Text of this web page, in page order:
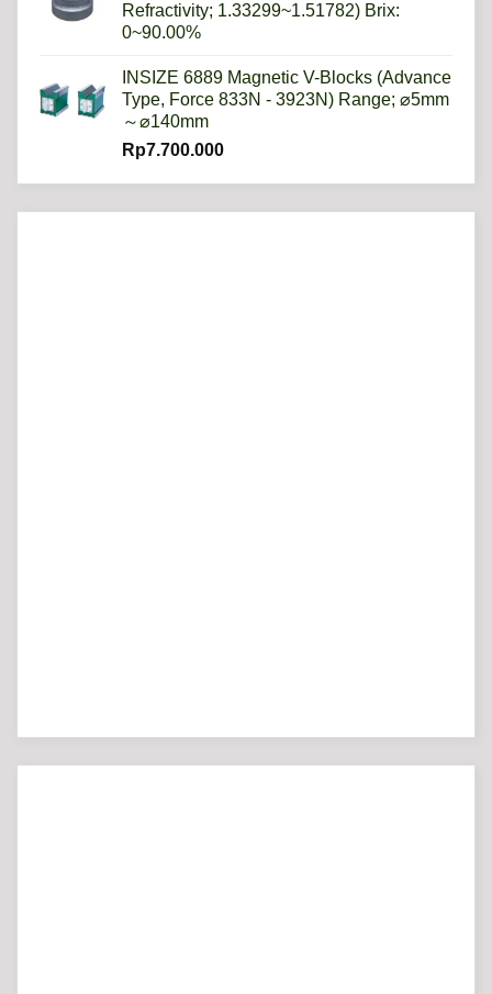
Refractivity; 1.33299~1.51782) Brix:
0~90.00%
INSIZE 6889 Magnetic V-Blocks (Advance
Type, Force 833N - 3923N) Range; ⌀5mm
～⌀140mm
Rp7.700.000